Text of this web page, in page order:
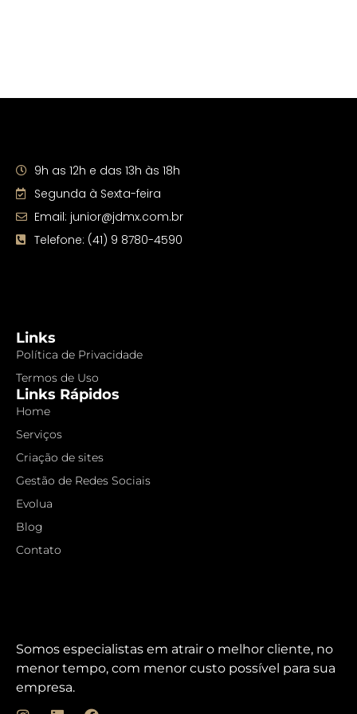
Somos especialistas em atrair o melhor cliente, no
menor tempo, com menor custo possível para sua
empresa.
Links
Política de Privacidade
Termos de Uso
Links Rápidos
Home
Serviços
Criação de sites
Gestão de Redes Sociais
Evolua
Blog
Contato
9h as 12h e das 13h às 18h
Segunda à Sexta-feira
Email: junior@jdmx.com.br
Telefone: (41) 9 8780-4590